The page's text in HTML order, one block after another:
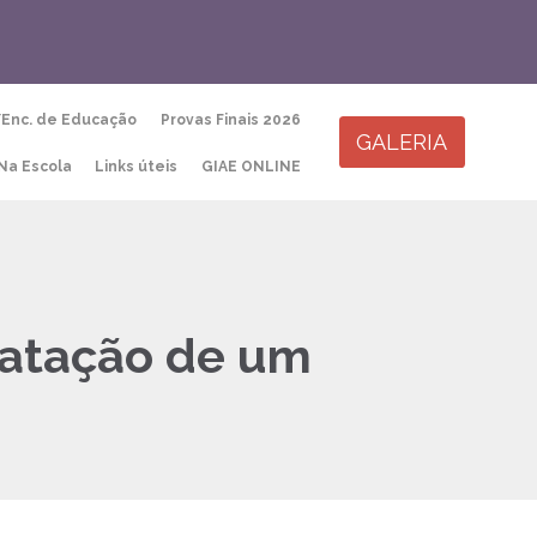
content
de Educação Provas Finais 2026
Na Escola Links úteis GIAE ONLINE
GALERIA
de um